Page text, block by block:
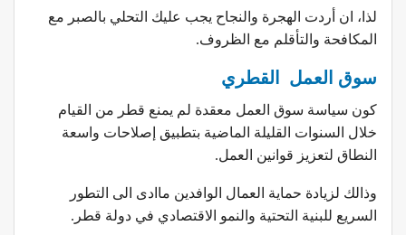
لذا، ان أردت الهجرة والنجاح يجب عليك التحلي بالصبر مع
المكافحة والتأقلم مع الظروف.
سوق العمل القطري
كون سياسة سوق العمل معقدة لم يمنع قطر من القيام
خلال السنوات القليلة الماضية بتطبيق إصلاحات واسعة
النطاق لتعزيز قوانين العمل.
وذالك لزيادة حماية العمال الوافدين ماادى الى التطور
السريع للبنية التحتية والنمو الاقتصادي في دولة قطر.